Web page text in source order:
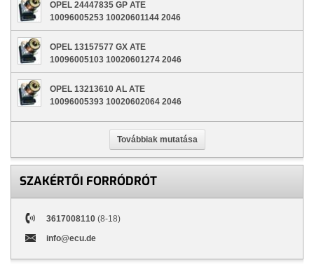
OPEL 24447835 GP ATE
10096005253 10020601144 2046
OPEL 13157577 GX ATE
10096005103 10020601274 2046
OPEL 13213610 AL ATE
10096005393 10020602064 2046
Továbbiak mutatása
SZAKÉRTŐI FORRÓDRÓT
3617008110 (8-18)
info@ecu.de